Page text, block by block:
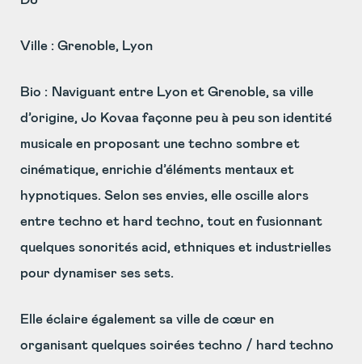
Ville : Grenoble, Lyon
Bio : Naviguant entre Lyon et Grenoble, sa ville
d’origine, Jo Kovaa façonne peu à peu son identité
musicale en proposant une techno sombre et
cinématique, enrichie d’éléments mentaux et
hypnotiques. Selon ses envies, elle oscille alors
entre techno et hard techno, tout en fusionnant
quelques sonorités acid, ethniques et industrielles
pour dynamiser ses sets.
Elle éclaire également sa ville de cœur en
organisant quelques soirées techno / hard techno